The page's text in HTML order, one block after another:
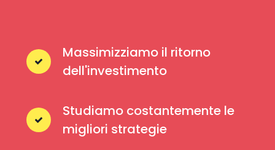
Massimizziamo il ritorno
dell'investimento
Studiamo costantemente le
migliori strategie